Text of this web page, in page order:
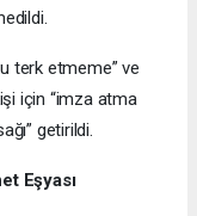
terk etmeme” ve
için “imza atma
getirildi.
Eşyası